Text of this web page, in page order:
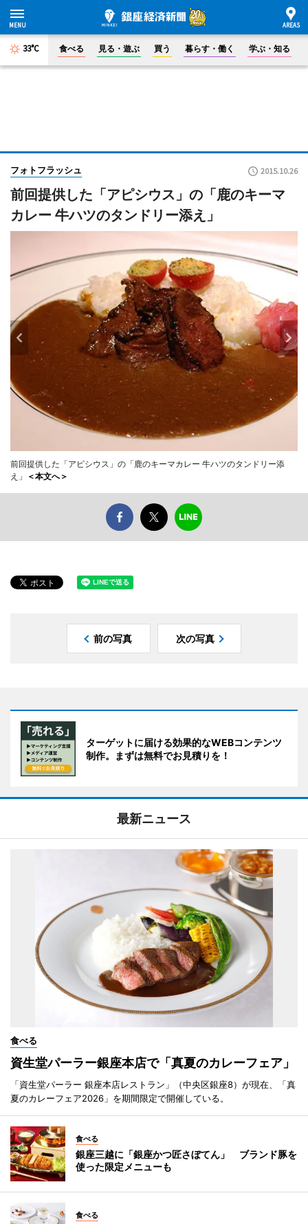
33°C 食べる 見る・遊ぶ 買う 暮らす・働く 学ぶ・知る
フォトフラッシュ 2015.10.26
前回提供した「アピシウス」の「鹿のキーマ
カレー 牛ハツのタンドリー添え」
前回提供した「アピシウス」の「鹿のキーマカレー 牛ハツのタンドリー添
え」
＜本文へ＞
前の写真 次の写真
ターゲットに届ける効果的なWEBコンテンツ
制作。まずは無料でお見積りを！
最新ニュース
食べる
資生堂パーラー銀座本店で「真夏のカレーフェア」
「資生堂パーラー 銀座本店レストラン」（中央区銀座8）が現在、「真
夏のカレーフェア2026」を期間限定で開催している。
食べる
銀座三越に「銀座かつ匠さぼてん」 ブランド豚を
使った限定メニューも
食べる